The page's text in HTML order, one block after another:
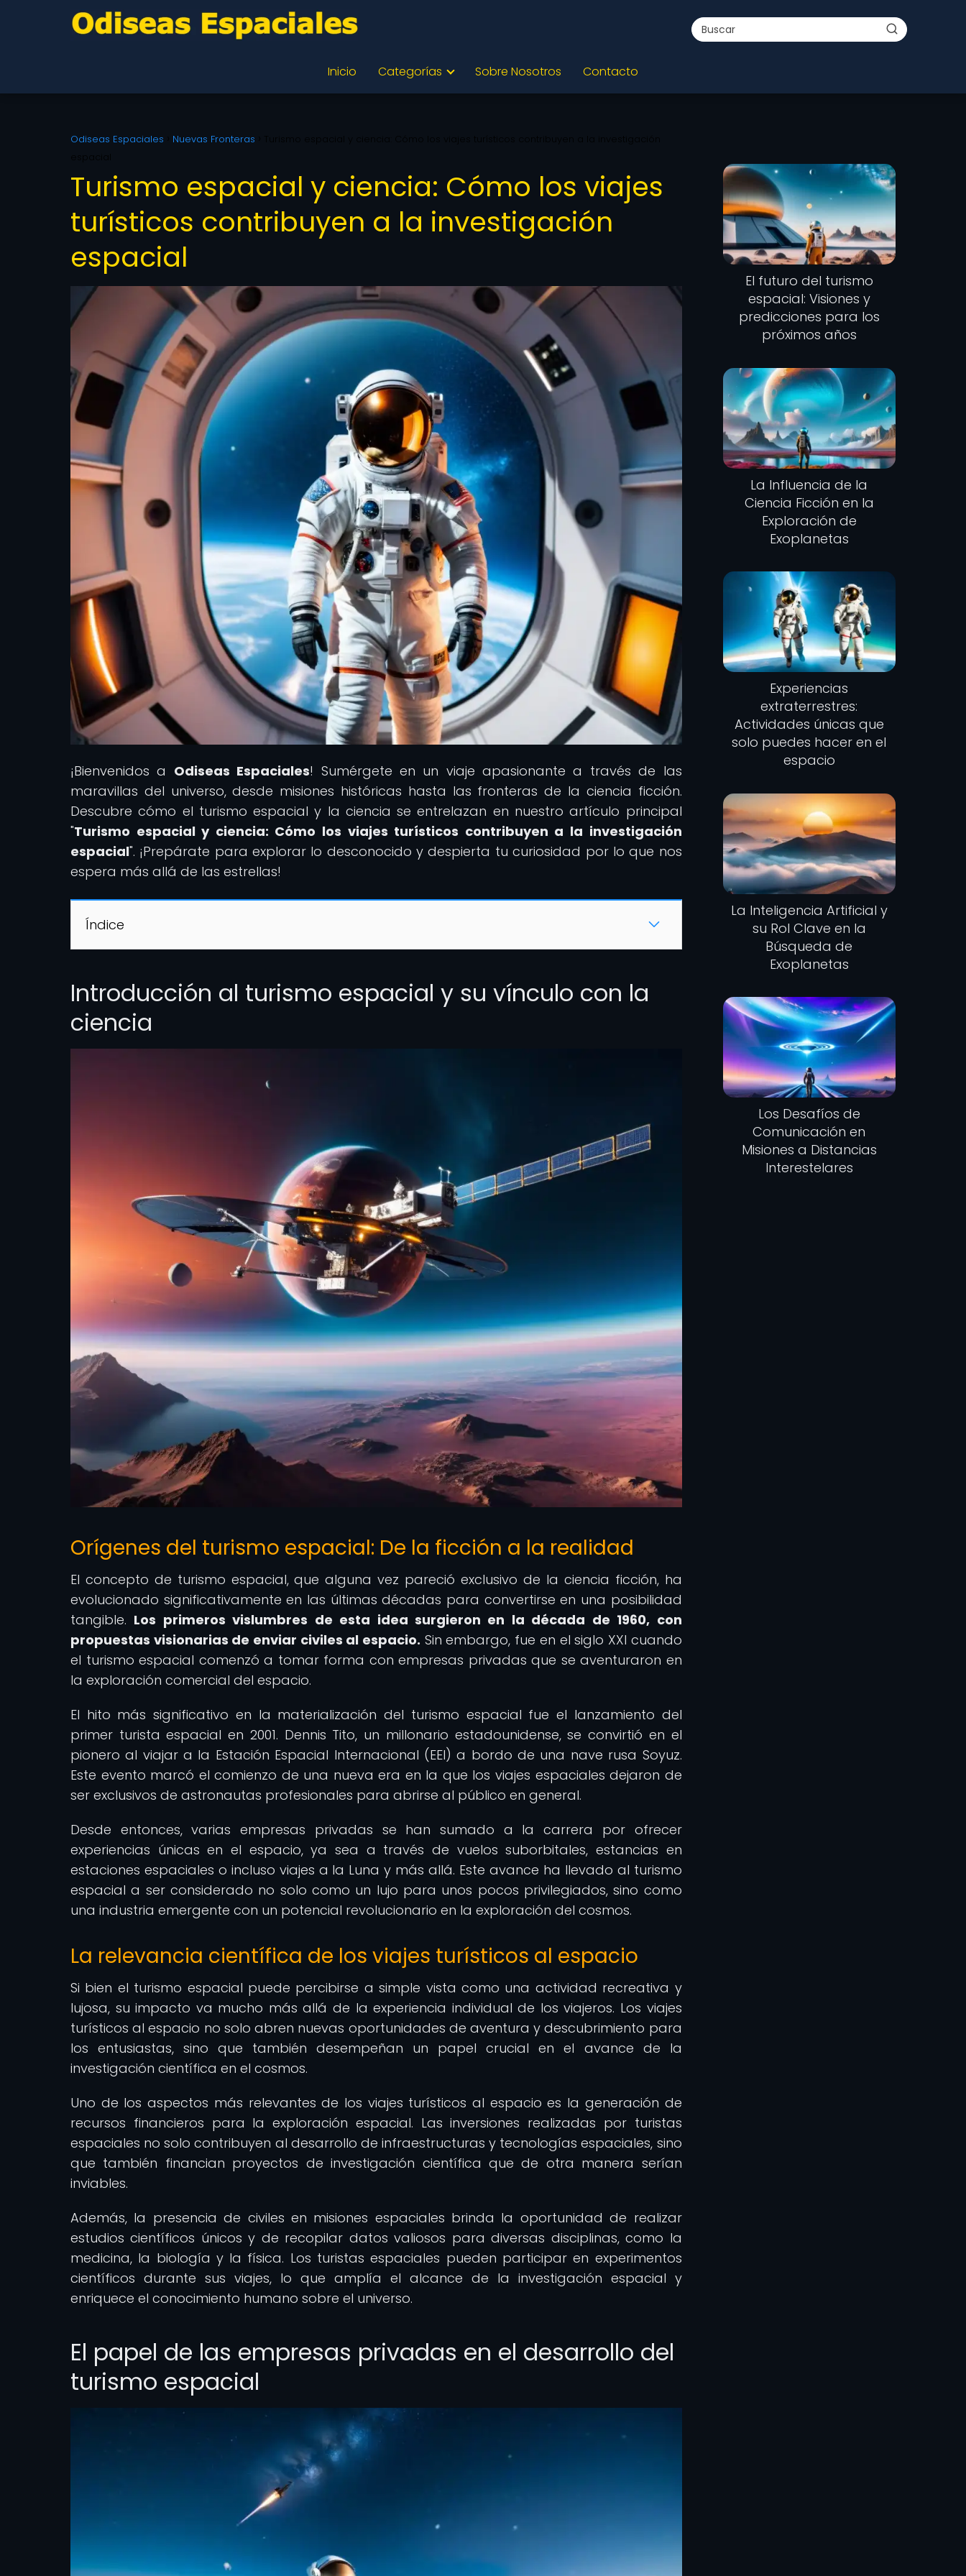
Inicio Categorías Sobre Nosotros Contacto
Odiseas Espaciales Nuevas Fronteras
Turismo espacial y ciencia: Cómo los viajes
turísticos contribuyen a la investigación
espacial
¡Bienvenidos a Odiseas Espaciales! Sumérgete en un viaje apasionante a través de las
maravillas del universo, desde misiones históricas hasta las fronteras de la ciencia ficción.
Descubre cómo el turismo espacial y la ciencia se entrelazan en nuestro artículo principal
"Turismo espacial y ciencia: Cómo los viajes turísticos contribuyen a la investigación
espacial". ¡Prepárate para explorar lo desconocido y despierta tu curiosidad por lo que nos
espera más allá de las estrellas!
Índice
Introducción al turismo espacial y su vínculo con la
ciencia
Orígenes del turismo espacial: De la ficción a la realidad
El concepto de turismo espacial, que alguna vez pareció exclusivo de la ciencia ficción, ha
evolucionado significativamente en las últimas décadas para convertirse en una posibilidad
tangible. Los primeros vislumbres de esta idea surgieron en la década de 1960, con
propuestas visionarias de enviar civiles al espacio. Sin embargo, fue en el siglo XXI cuando
el turismo espacial comenzó a tomar forma con empresas privadas que se aventuraron en
la exploración comercial del espacio.
El hito más significativo en la materialización del turismo espacial fue el lanzamiento del
primer turista espacial en 2001. Dennis Tito, un millonario estadounidense, se convirtió en el
pionero al viajar a la Estación Espacial Internacional (EEI) a bordo de una nave rusa Soyuz.
Este evento marcó el comienzo de una nueva era en la que los viajes espaciales dejaron de
ser exclusivos de astronautas profesionales para abrirse al público en general.
Desde entonces, varias empresas privadas se han sumado a la carrera por ofrecer
experiencias únicas en el espacio, ya sea a través de vuelos suborbitales, estancias en
estaciones espaciales o incluso viajes a la Luna y más allá. Este avance ha llevado al turismo
espacial a ser considerado no solo como un lujo para unos pocos privilegiados, sino como
una industria emergente con un potencial revolucionario en la exploración del cosmos.
La relevancia científica de los viajes turísticos al espacio
Si bien el turismo espacial puede percibirse a simple vista como una actividad recreativa y
lujosa, su impacto va mucho más allá de la experiencia individual de los viajeros. Los viajes
turísticos al espacio no solo abren nuevas oportunidades de aventura y descubrimiento para
los entusiastas, sino que también desempeñan un papel crucial en el avance de la
investigación científica en el cosmos.
Uno de los aspectos más relevantes de los viajes turísticos al espacio es la generación de
recursos financieros para la exploración espacial. Las inversiones realizadas por turistas
espaciales no solo contribuyen al desarrollo de infraestructuras y tecnologías espaciales, sino
que también financian proyectos de investigación científica que de otra manera serían
inviables.
Además, la presencia de civiles en misiones espaciales brinda la oportunidad de realizar
estudios científicos únicos y de recopilar datos valiosos para diversas disciplinas, como la
medicina, la biología y la física. Los turistas espaciales pueden participar en experimentos
científicos durante sus viajes, lo que amplía el alcance de la investigación espacial y
enriquece el conocimiento humano sobre el universo.
El papel de las empresas privadas en el desarrollo del
turismo espacial
El futuro del turismo
espacial: Visiones y
predicciones para los
próximos años
La Influencia de la
Ciencia Ficción en la
Exploración de
Exoplanetas
Experiencias
extraterrestres:
Actividades únicas que
solo puedes hacer en el
espacio
La Inteligencia Artificial y
su Rol Clave en la
Búsqueda de
Exoplanetas
Los Desafíos de
Comunicación en
Misiones a Distancias
Interestelares